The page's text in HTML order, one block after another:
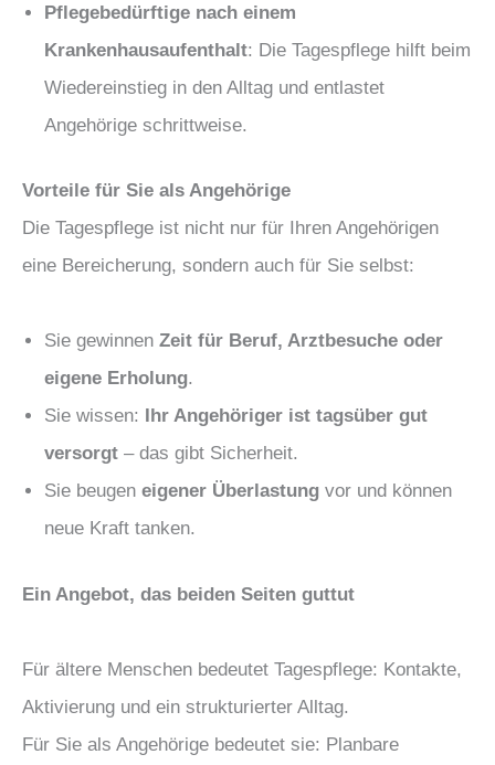
Pflegebedürftige nach einem
Krankenhausaufenthalt: Die Tagespflege hilft beim
Wiedereinstieg in den Alltag und entlastet
Angehörige schrittweise.
Vorteile für Sie als Angehörige
Die Tagespflege ist nicht nur für Ihren Angehörigen
eine Bereicherung, sondern auch für Sie selbst:
Sie gewinnen Zeit für Beruf, Arztbesuche oder
eigene Erholung.
Sie wissen: Ihr Angehöriger ist tagsüber gut
versorgt – das gibt Sicherheit.
Sie beugen eigener Überlastung vor und können
neue Kraft tanken.
Ein Angebot, das beiden Seiten guttut
Für ältere Menschen bedeutet Tagespflege: Kontakte,
Aktivierung und ein strukturierter Alltag.
Für Sie als Angehörige bedeutet sie: Planbare